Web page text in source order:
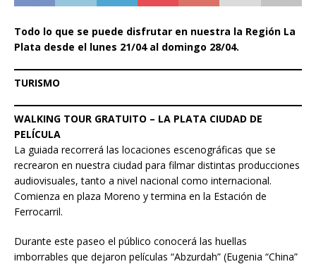
Todo lo que se puede disfrutar en nuestra la Región La
Plata desde el lunes 21/04 al domingo 28/04.
TURISMO
WALKING TOUR GRATUITO – LA PLATA CIUDAD DE
PELÍCULA
La guiada recorrerá las locaciones escenográficas que se
recrearon en nuestra ciudad para filmar distintas producciones
audiovisuales, tanto a nivel nacional como internacional.
Comienza en plaza Moreno y termina en la Estación de
Ferrocarril.
Durante este paseo el público conocerá las huellas
imborrables que dejaron películas “Abzurdah” (Eugenia “China”